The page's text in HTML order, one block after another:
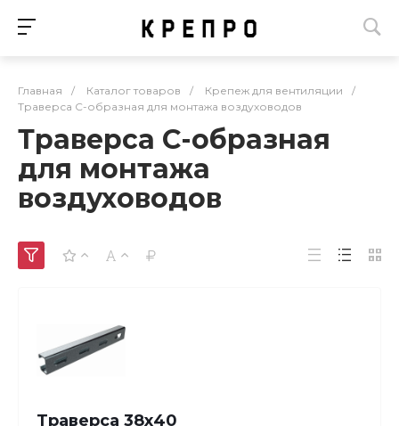
Главная / Каталог товаров / Крепеж для вентиляции
/
Траверса С-образная для монтажа воздуховодов
Траверса С-образная
для монтажа
воздуховодов
Траверса 38х40